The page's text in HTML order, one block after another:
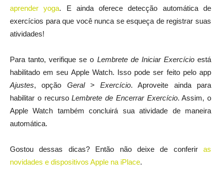
aprender yoga. E ainda oferece detecção automática de
exercícios para que você nunca se esqueça de registrar suas
atividades!
Para tanto, verifique se o Lembrete de Iniciar Exercícioestá
habilitado em seu Apple Watch. Isso pode ser feito pelo app
Ajustes, opção Geral>Exercício. Aproveite ainda para
habilitar o recursoLembrete de Encerrar Exercício. Assim, o
Apple Watch também concluirá sua atividade de maneira
automática.
Gostou dessas dicas? Então não deixe de conferir as
novidades e dispositivos Apple na iPlace.